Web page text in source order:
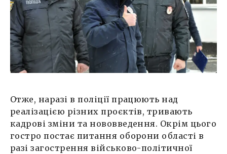
Отже, наразі в поліції працюють над
реалізацією різних проєктів, тривають
кадрові зміни та нововведення. Окрім цього
гостро постає питання оборони області в
разі загострення військово-політичної